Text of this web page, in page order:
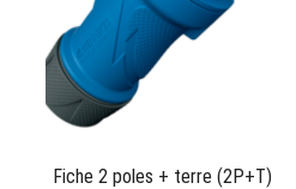
Fiche 2 poles + terre (2P+T)